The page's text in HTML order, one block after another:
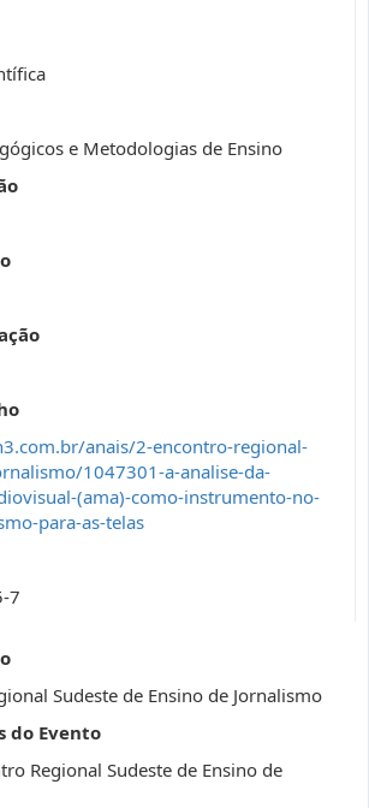
e Metodologias de Ensino
anais/2-encontro-regional-
1047301-a-analise-da-
(ama)-como-instrumento-no-
para-as-telas
7
Sudeste de Ensino de Jornalismo
do Evento
Regional Sudeste de Ensino de